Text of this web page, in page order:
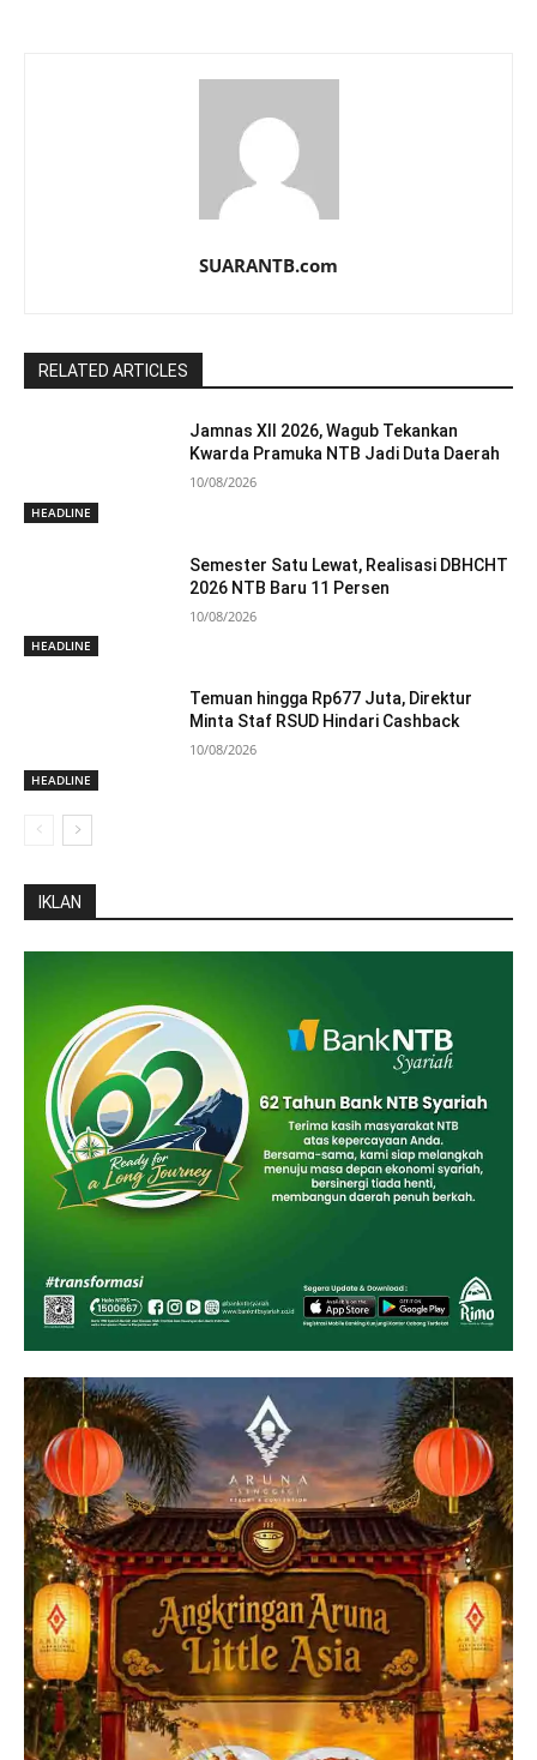
SUARANTB.com
RELATED ARTICLES
HEADLINE
Jamnas XII 2026, Wagub Tekankan
Kwarda Pramuka NTB Jadi Duta Daerah
10/08/2026
HEADLINE
Semester Satu Lewat, Realisasi DBHCHT
2026 NTB Baru 11 Persen
10/08/2026
HEADLINE
Temuan hingga Rp677 Juta, Direktur
Minta Staf RSUD Hindari Cashback
10/08/2026
IKLAN